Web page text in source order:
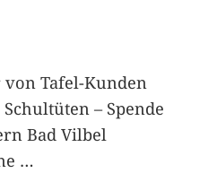
Tafel-Kunden
– Spende
Bad Vilbel
…